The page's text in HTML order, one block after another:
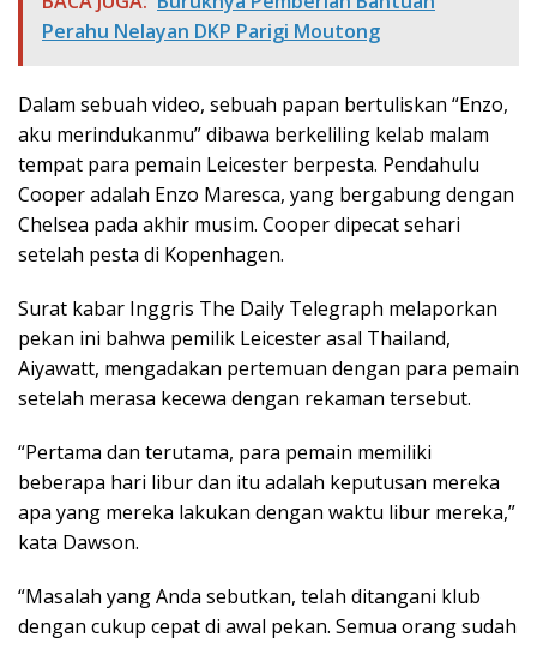
Perahu Nelayan DKP Parigi Moutong
Dalam sebuah video, sebuah papan bertuliskan “Enzo,
aku merindukanmu” dibawa berkeliling kelab malam
tempat para pemain Leicester berpesta. Pendahulu
Cooper adalah Enzo Maresca, yang bergabung dengan
Chelsea pada akhir musim. Cooper dipecat sehari
setelah pesta di Kopenhagen.
Surat kabar Inggris The Daily Telegraph melaporkan
pekan ini bahwa pemilik Leicester asal Thailand,
Aiyawatt, mengadakan pertemuan dengan para pemain
setelah merasa kecewa dengan rekaman tersebut.
“Pertama dan terutama, para pemain memiliki
beberapa hari libur dan itu adalah keputusan mereka
apa yang mereka lakukan dengan waktu libur mereka,”
kata Dawson.
“Masalah yang Anda sebutkan, telah ditangani klub
dengan cukup cepat di awal pekan. Semua orang sudah